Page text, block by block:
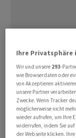
Der
Lockheed Martin
Raketen in
Konzerne
entsprechende
am Rande des
Ihre Privatsphäre
Wir und unsere 293-
wie Browserdaten oder
von Akzeptieren
unsere Partner
Zwecke. Wenn Tracker
möglicherweise nicht
wieder aufrufen, um Ihre
widerrufen, indem Sie
der Webseite klicken.